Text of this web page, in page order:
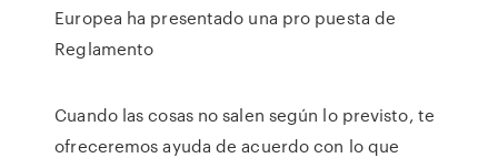
Europea ha presentado una pro puesta de
Reglamento
Cuando las cosas no salen según lo previsto, te
ofreceremos ayuda de acuerdo con lo que